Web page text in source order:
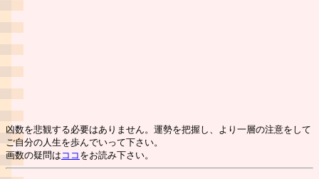
凶数を悲観する必要はありません。運勢を把握し、より一層の注意をして
ご自分の人生を歩んでいって下さい。
画数の疑問は ココ をお読み下さい。